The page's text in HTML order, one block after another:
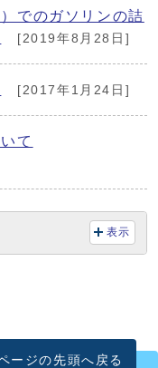
でのガソリンの詰
[2019年8月28日]
[2017年1月24日]
て
表示
ージの先頭へ戻る